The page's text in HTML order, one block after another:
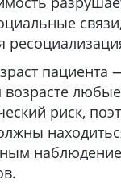
пациента
риск,